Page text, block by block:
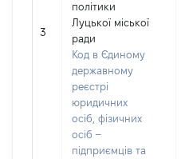
3
політики
Луцької міської
ради
Код в Єдиному
державному
реєстрі
юридичних
осіб, фізичних
осіб –
підприємців та